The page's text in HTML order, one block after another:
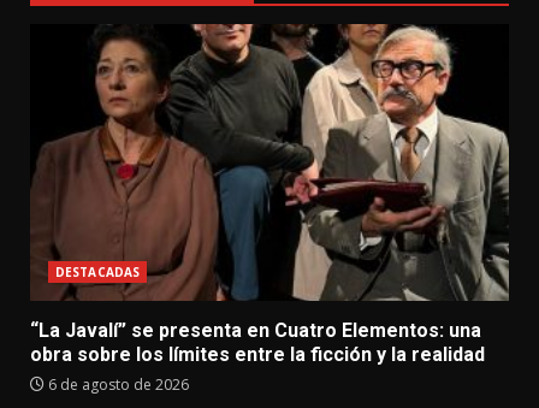
DESTACADAS
“La Javalí” se presenta en Cuatro Elementos: una
obra sobre los límites entre la ficción y la realidad
6 de agosto de 2026